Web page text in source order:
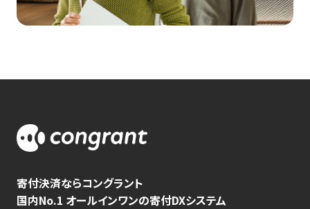
寄付決済ならコングラント
国内No.1 オールインワンの寄付DXシステム